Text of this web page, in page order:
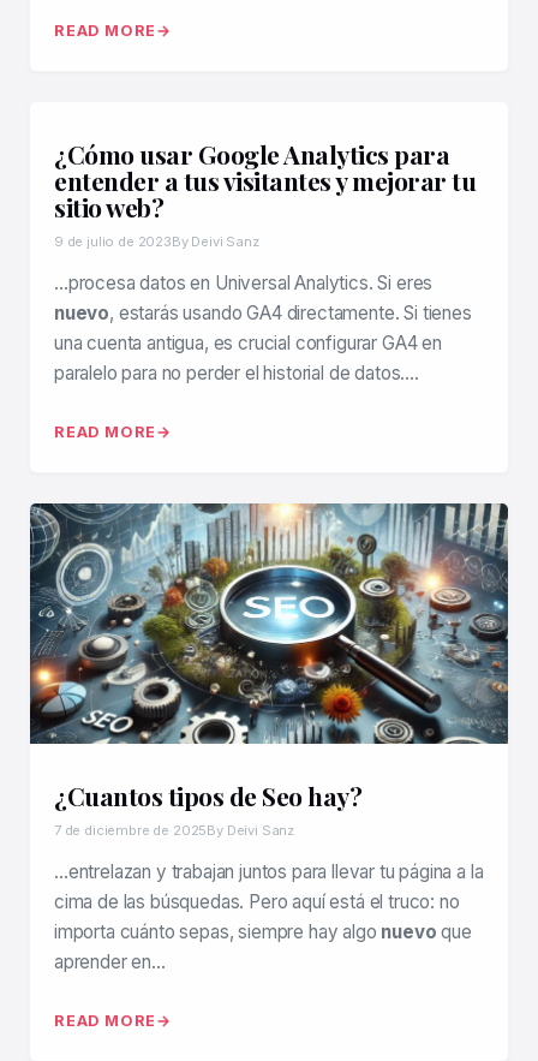
READ MORE
¿Cómo usar Google Analytics para
entender a tus visitantes y mejorar tu
sitio web?
9 de julio de 2023By Deivi Sanz
…procesa datos en Universal Analytics. Si eres
nuevo, estarás usando GA4 directamente. Si tienes
una cuenta antigua, es crucial configurar GA4 en
paralelo para no perder el historial de datos….
READ MORE
¿Cuantos tipos de Seo hay?
7 de diciembre de 2025By Deivi Sanz
…entrelazan y trabajan juntos para llevar tu página a la
cima de las búsquedas. Pero aquí está el truco: no
importa cuánto sepas, siempre hay algo nuevo que
aprender en…
READ MORE